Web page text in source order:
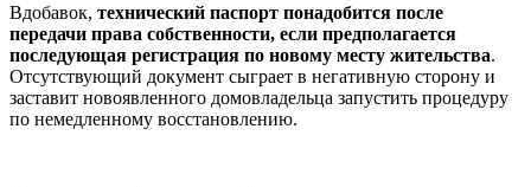
Вдобавок, технический паспорт понадобится после
передачи права собственности, если предполагается
последующая регистрация по новому месту жительства.
Отсутствующий документ сыграет в негативную сторону и
заставит новоявленного домовладельца запустить процедуру
по немедленному восстановлению.